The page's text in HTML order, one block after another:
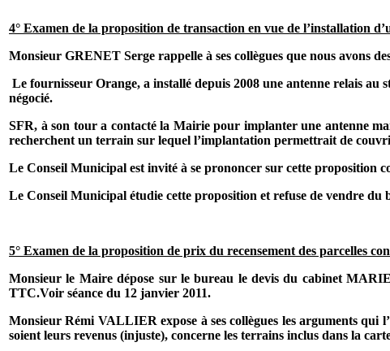
4° Examen de la proposition de transaction en vue de l’installation
Monsieur GRENET Serge rappelle à ses collègues que nous avons
Le fournisseur Orange, a installé depuis 2008 une antenne relais
négocié.
SFR, à son tour a contacté la Mairie pour implanter une antenne
recherchent un terrain sur lequel l’implantation permettrait de
Le Conseil Municipal est invité à se prononcer sur cette proposition
Le Conseil Municipal étudie cette proposition et refuse de vendre du
5° Examen de la proposition de prix du recensement des parcelles
Monsieur le Maire dépose sur le bureau le devis du cabinet
TTC.Voir séance du 12 janvier 2011.
Monsieur Rémi VALLIER expose à ses collègues les arguments qui
soient leurs revenus (injuste), concerne les terrains inclus dans la